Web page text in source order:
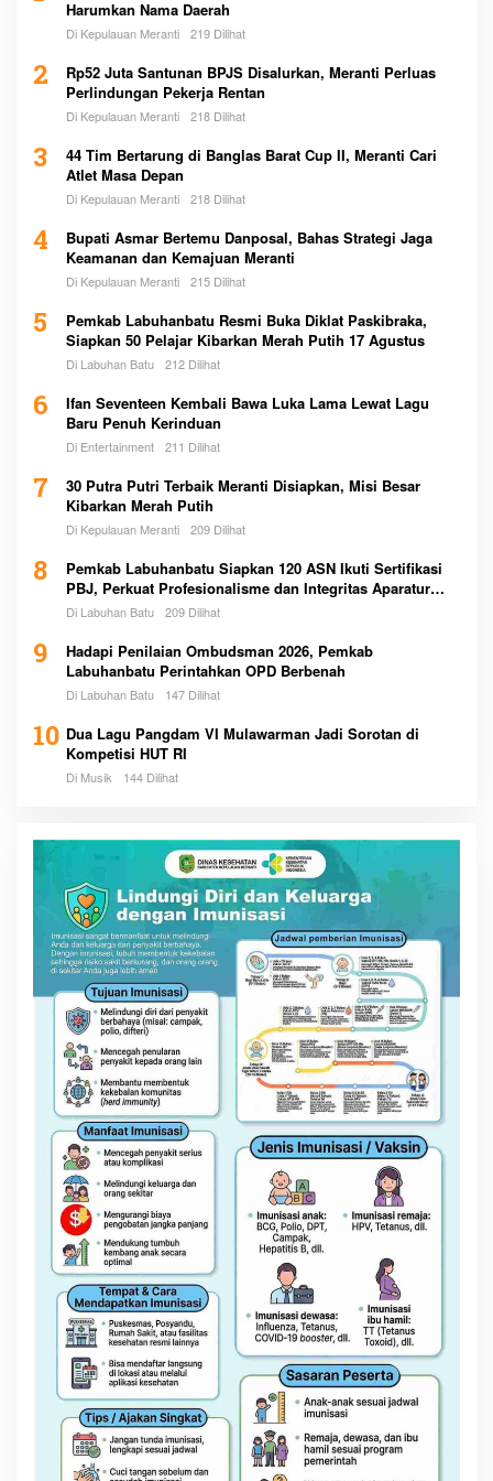
Harumkan Nama Daerah
Di Kepulauan Meranti 219 Dilihat
2
Rp52 Juta Santunan BPJS Disalurkan, Meranti Perluas
Perlindungan Pekerja Rentan
Di Kepulauan Meranti 218 Dilihat
3
44 Tim Bertarung di Banglas Barat Cup II, Meranti Cari
Atlet Masa Depan
Di Kepulauan Meranti 218 Dilihat
4
Bupati Asmar Bertemu Danposal, Bahas Strategi Jaga
Keamanan dan Kemajuan Meranti
Di Kepulauan Meranti 215 Dilihat
5
Pemkab Labuhanbatu Resmi Buka Diklat Paskibraka,
Siapkan 50 Pelajar Kibarkan Merah Putih 17 Agustus
Di Labuhan Batu 212 Dilihat
6
Ifan Seventeen Kembali Bawa Luka Lama Lewat Lagu
Baru Penuh Kerinduan
Di Entertainment 211 Dilihat
7
30 Putra Putri Terbaik Meranti Disiapkan, Misi Besar
Kibarkan Merah Putih
Di Kepulauan Meranti 209 Dilihat
8
Pemkab Labuhanbatu Siapkan 120 ASN Ikuti Sertifikasi
PBJ, Perkuat Profesionalisme dan Integritas Aparatur
Pemerintah
Di Labuhan Batu 209 Dilihat
9
Hadapi Penilaian Ombudsman 2026, Pemkab
Labuhanbatu Perintahkan OPD Berbenah
Di Labuhan Batu 147 Dilihat
10 Dua Lagu Pangdam VI Mulawarman Jadi Sorotan di
Kompetisi HUT RI
Di Musik 144 Dilihat